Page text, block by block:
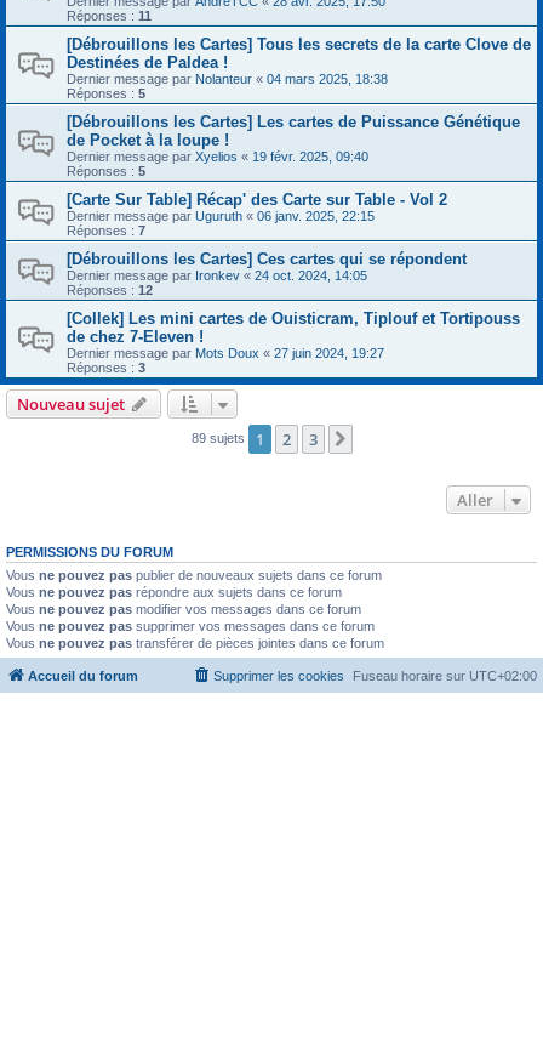
Réponses : 11
[Débrouillons les Cartes] Tous les secrets de la carte Clove de
Destinées de Paldea !
Dernier message par Nolanteur « 04 mars 2025, 18:38
Réponses : 5
[Débrouillons les Cartes] Les cartes de Puissance Génétique
de Pocket à la loupe !
Dernier message par Xyelios « 19 févr. 2025, 09:40
Réponses : 5
[Carte Sur Table] Récap' des Carte sur Table - Vol 2
Dernier message par Uguruth « 06 janv. 2025, 22:15
Réponses : 7
[Débrouillons les Cartes] Ces cartes qui se répondent
Dernier message par Ironkev « 24 oct. 2024, 14:05
Réponses : 12
[Collek] Les mini cartes de Ouisticram, Tiplouf et Tortipouss
de chez 7-Eleven !
Dernier message par Mots Doux « 27 juin 2024, 19:27
Réponses : 3
Nouveau sujet
89 sujets 1 2 3
Aller
PERMISSIONS DU FORUM
Vous ne pouvez pas publier de nouveaux sujets dans ce forum
Vous ne pouvez pas répondre aux sujets dans ce forum
Vous ne pouvez pas modifier vos messages dans ce forum
Vous ne pouvez pas supprimer vos messages dans ce forum
Vous ne pouvez pas transférer de pièces jointes dans ce forum
Accueil du forum Fuseau horaire sur UTC+02:00
Supprimer les cookies